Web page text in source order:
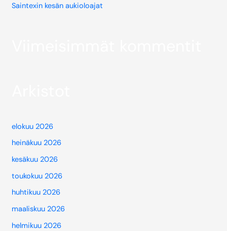
Saintexin kesän aukioloajat
elokuu 2026
heinäkuu 2026
kesäkuu 2026
toukokuu 2026
huhtikuu 2026
maaliskuu 2026
helmikuu 2026